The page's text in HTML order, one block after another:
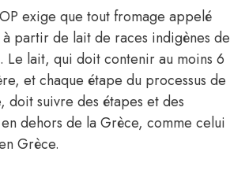
exige que tout fromage appelé
partir de lait de races indigènes de
Le lait, qui doit contenir au moins 6
et chaque étape du processus de
doit suivre des étapes et des
dehors de la Grèce, comme celui
Grèce.